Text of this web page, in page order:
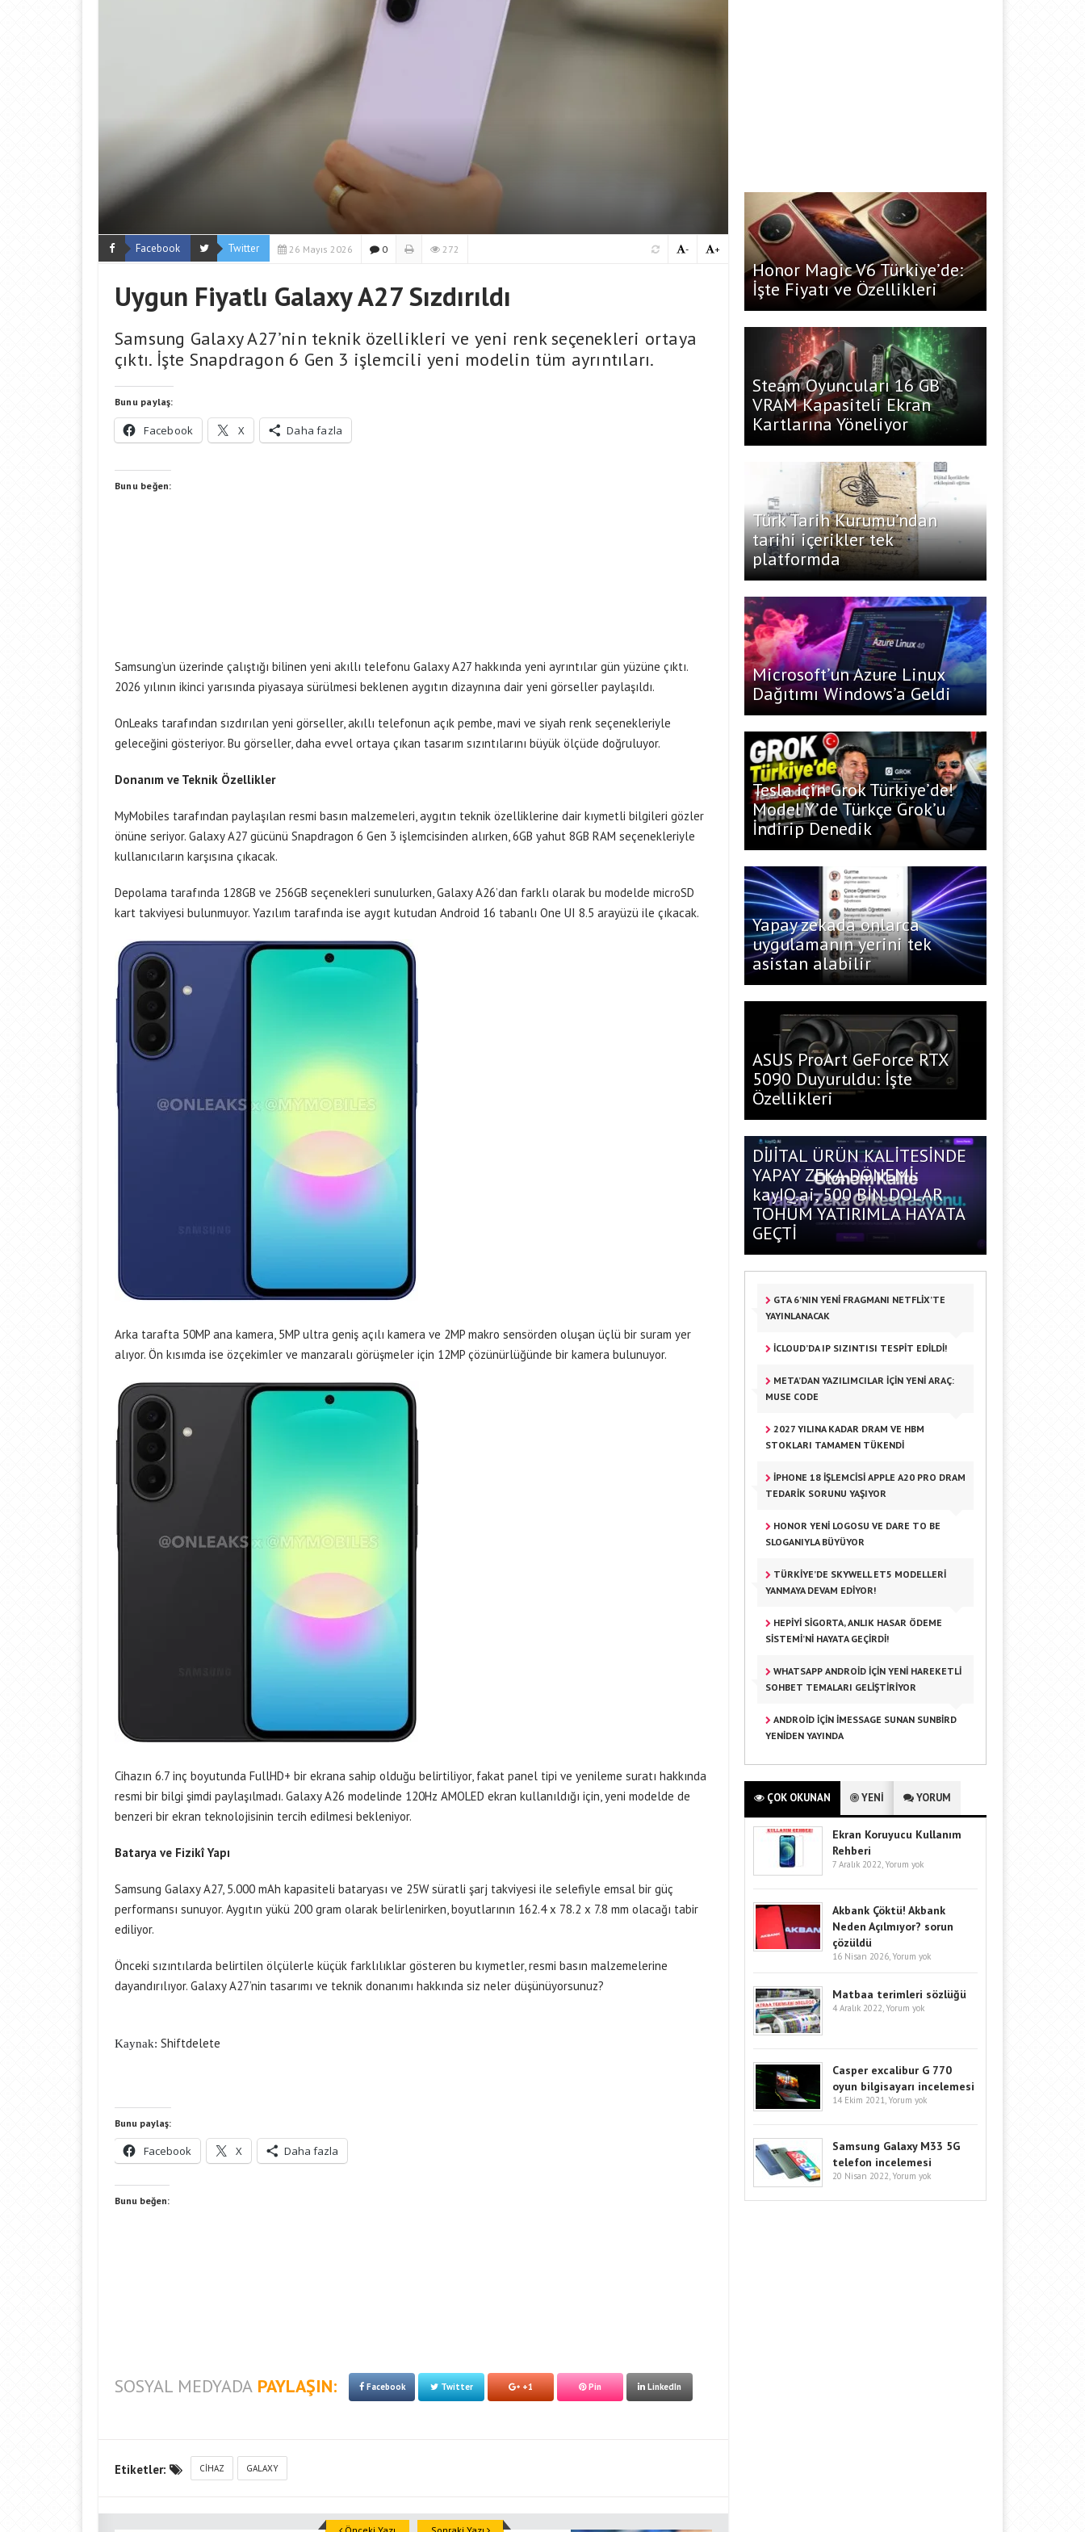
Facebook Twitter 26 Mayıs 2026 0 272 +
-
Uygun Fiyatlı Galaxy A27 Sızdırıldı
Samsung Galaxy A27’nin teknik özellikleri ve yeni renk seçenekleri ortaya
çıktı. İşte Snapdragon 6 Gen 3 işlemcili yeni modelin tüm ayrıntıları.
Bunu paylaş:
Facebook X Daha fazla
Bunu beğen:
Samsung’un üzerinde çalıştığı bilinen yeni akıllı telefonu Galaxy A27 hakkında yeni ayrıntılar gün yüzüne çıktı.
2026 yılının ikinci yarısında piyasaya sürülmesi beklenen aygıtın dizaynına dair yeni görseller paylaşıldı.
OnLeaks tarafından sızdırılan yeni görseller, akıllı telefonun açık pembe, mavi ve siyah renk seçenekleriyle
geleceğini gösteriyor. Bu görseller, daha evvel ortaya çıkan tasarım sızıntılarını büyük ölçüde doğruluyor.
Donanım ve Teknik Özellikler
MyMobiles tarafından paylaşılan resmi basın malzemeleri, aygıtın teknik özelliklerine dair kıymetli bilgileri gözler
önüne seriyor. Galaxy A27 gücünü Snapdragon 6 Gen 3 işlemcisinden alırken, 6GB yahut 8GB RAM seçenekleriyle
kullanıcıların karşısına çıkacak.
Depolama tarafında 128GB ve 256GB seçenekleri sunulurken, Galaxy A26’dan farklı olarak bu modelde microSD
kart takviyesi bulunmuyor. Yazılım tarafında ise aygıt kutudan Android 16 tabanlı One UI 8.5 arayüzü ile çıkacak.
Arka tarafta 50MP ana kamera, 5MP ultra geniş açılı kamera ve 2MP makro sensörden oluşan üçlü bir suram yer
alıyor. Ön kısımda ise özçekimler ve manzaralı görüşmeler için 12MP çözünürlüğünde bir kamera bulunuyor.
Cihazın 6.7 inç boyutunda FullHD+ bir ekrana sahip olduğu belirtiliyor, fakat panel tipi ve yenileme suratı hakkında
resmi bir bilgi şimdi paylaşılmadı. Galaxy A26 modelinde 120Hz AMOLED ekran kullanıldığı için, yeni modelde de
benzeri bir ekran teknolojisinin tercih edilmesi bekleniyor.
Batarya ve Fizikî Yapı
Samsung Galaxy A27, 5.000 mAh kapasiteli bataryası ve 25W süratli şarj takviyesi ile selefiyle emsal bir güç
performansı sunuyor. Aygıtın yükü 200 gram olarak belirlenirken, boyutlarının 162.4 x 78.2 x 7.8 mm olacağı tabir
ediliyor.
Önceki sızıntılarda belirtilen ölçülerle küçük farklılıklar gösteren bu kıymetler, resmi basın malzemelerine
dayandırılıyor. Galaxy A27’nin tasarımı ve teknik donanımı hakkında siz neler düşünüyorsunuz?
Kaynak: Shiftdelete
Bunu paylaş:
Facebook X Daha fazla
Bunu beğen:
SOSYAL MEDYADA PAYLAŞIN: Facebook Twitter +1 Pin LinkedIn
Etiketler: CIHAZ GALAXY
Honor Magic V6 Türkiye’de:
İşte Fiyatı ve Özellikleri
Steam Oyuncuları 16 GB
VRAM Kapasiteli Ekran
Kartlarına Yöneliyor
Türk Tarih Kurumu’ndan
tarihi içerikler tek
platformda
Microsoft’un Azure Linux
Dağıtımı Windows’a Geldi
Tesla için Grok Türkiye’de!
Model Y’de Türkçe Grok’u
İndirip Denedik
Yapay zekada onlarca
uygulamanın yerini tek
asistan alabilir
ASUS ProArt GeForce RTX
5090 Duyuruldu: İşte
Özellikleri
DİJİTAL ÜRÜN KALİTESİNDE
YAPAY ZEKA DÖNEMİ:
kayIQ.ai, 500 BİN DOLAR
TOHUM YATIRIMLA HAYATA
GEÇTİ
GTA 6’NIN YENI FRAGMANI NETFLIX’TE
YAYINLANACAK
ICLOUD’DA IP SIZINTISI TESPIT EDILDI!
META’DAN YAZILIMCILAR IÇIN YENI ARAÇ:
MUSE CODE
2027 YILINA KADAR DRAM VE HBM
STOKLARI TAMAMEN TÜKENDI
IPHONE 18 İŞLEMCISI APPLE A20 PRO DRAM
TEDARIK SORUNU YAŞIYOR
HONOR YENI LOGOSU VE DARE TO BE
SLOGANIYLA BÜYÜYOR
TÜRKIYE’DE SKYWELL ET5 MODELLERI
YANMAYA DEVAM EDIYOR!
HEPIYI SIGORTA, ANLIK HASAR ÖDEME
SISTEMI’NI HAYATA GEÇIRDI!
WHATSAPP ANDROID IÇIN YENI HAREKETLI
SOHBET TEMALARI GELIŞTIRIYOR
ANDROID IÇIN IMESSAGE SUNAN SUNBIRD
YENIDEN YAYINDA
ÇOK OKUNAN YENİ YORUM
Ekran Koruyucu Kullanım
Rehberi
7 Aralık 2022, Yorum yok
Akbank Çöktü! Akbank
Neden Açılmıyor? sorun
çözüldü
16 Nisan 2026, Yorum yok
Matbaa terimleri sözlüğü
4 Aralık 2022, Yorum yok
Casper excalibur G 770
oyun bilgisayarı incelemesi
14 Ekim 2021, Yorum yok
Samsung Galaxy M33 5G
telefon incelemesi
20 Nisan 2022, Yorum yok